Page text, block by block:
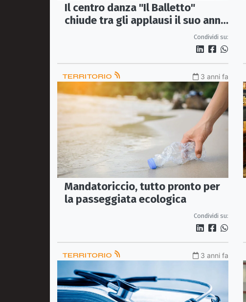
Il centro danza "Il Balletto"
chiude tra gli applausi il suo anno
Condividi su:
TERRITORIO 3 anni fa
Mandatoriccio, tutto pronto per
la passeggiata ecologica
Condividi su:
TERRITORIO 3 anni fa